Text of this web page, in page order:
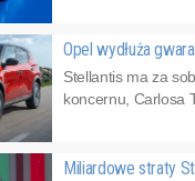
Opel wydłuża
Stellantis ma za
koncernu, Carlosa
Miliardowe straty